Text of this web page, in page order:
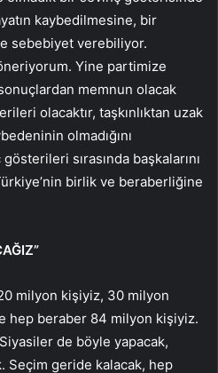
kaybedilmesine, bir
sebebiyet verebiliyor.
Yine partimize
memnun olacak
olacaktır, taşkınlıktan uzak
olmadığını
sırasında başkalarını
birlik ve beraberliğine
milyon kişiyiz, 30 milyon
hep beraber 84 milyon kişiyiz.
de böyle yapacak,
Seçim geride kalacak, hep